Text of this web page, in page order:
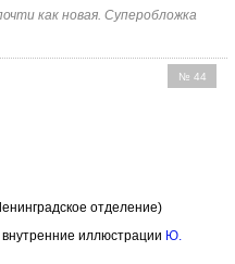
как новая. Суперобложка
№ 44
отделение)
иллюстрации Ю.